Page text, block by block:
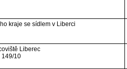
kraje se sídlem v Liberci
Liberec
149/10